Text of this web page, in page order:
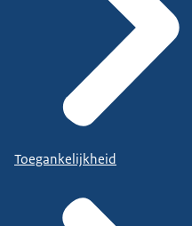
Toegankelijkheid